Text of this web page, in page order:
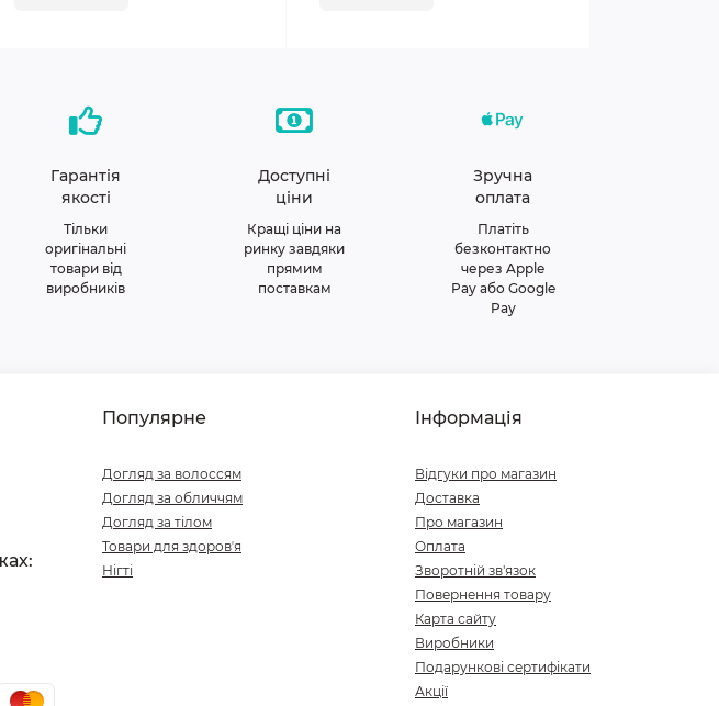
Гарантія
якості
Тільки
оригінальні
товари від
виробників
Доступні
ціни
Кращі ціни на
ринку завдяки
прямим
поставкам
Зручна
оплата
Платіть
безконтактно
через Apple
Pay або Google
Pay
Популярне
Догляд за волоссям
Догляд за обличчям
Догляд за тілом
Товари для здоровʼя
Нігті
Інформація
Відгуки про магазин
Доставка
Про магазин
Оплата
Зворотній зв'язок
Повернення товару
Карта сайту
Виробники
Подарункові сертифікати
Акції